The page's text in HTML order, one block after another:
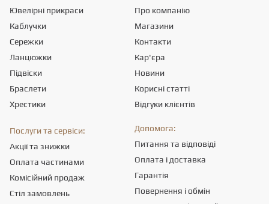
Ювелірні прикраси
Каблучки
Сережки
Ланцюжки
Підвіски
Браслети
Хрестики
Про компанію
Магазини
Контакти
Кар'єра
Новини
Корисні статті
Відгуки клієнтів
Послуги та сервіси:
Акції та знижки
Оплата частинами
Комісійний продаж
Стіл замовлень
Допомога:
Питання та відповіді
Оплата і доставка
Гарантія
Повернення і обмін